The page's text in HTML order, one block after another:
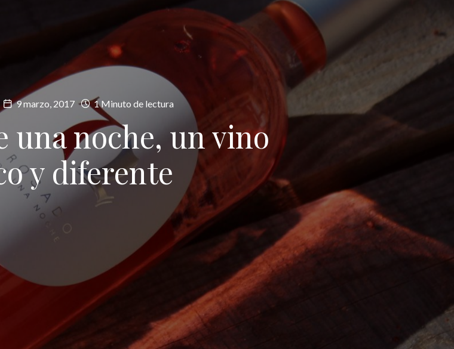
9 marzo, 2017 1 Minuto de lectura
una noche, un vino
y diferente